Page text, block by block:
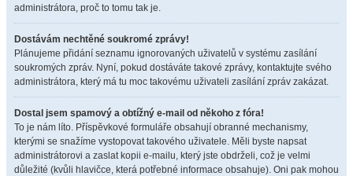
administrátora, proč to tomu tak je.
Dostávám nechtěné soukromé zprávy!
Plánujeme přidání seznamu ignorovaných uživatelů v systému zasílání
soukromých zpráv. Nyní, pokud dostáváte takové zprávy, kontaktujte svého
administrátora, který má tu moc takovému uživateli zasílání zpráv zakázat.
Dostal jsem spamový a obtížný e-mail od někoho z fóra!
To je nám líto. Příspěvkové formuláře obsahují obranné mechanismy,
kterými se snažíme vystopovat takového uživatele. Měli byste napsat
administrátorovi a zaslat kopii e-mailu, který jste obdrželi, což je velmi
důležité (kvůli hlavičce, která potřebné informace obsahuje). Oni pak mohou